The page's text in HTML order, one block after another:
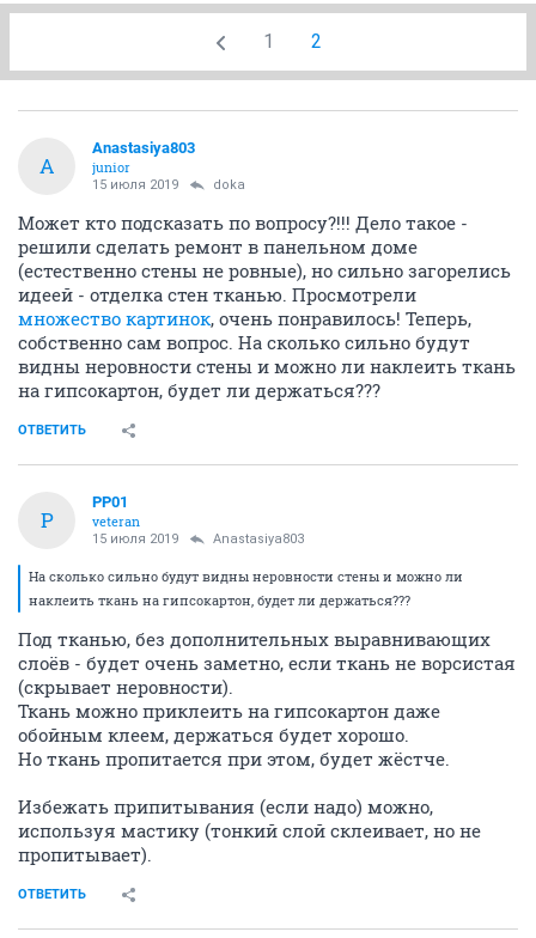
1 2
A
Anastasiya803
junior
15 июля 2019 doka
Может кто подсказать по вопросу?!!! Дело такое -
решили сделать ремонт в панельном доме
(естественно стены не ровные), но сильно загорелись
идеей - отделка стен тканью. Просмотрели
множество картинок, очень понравилось! Теперь,
собственно сам вопрос. На сколько сильно будут
видны неровности стены и можно ли наклеить ткань
на гипсокартон, будет ли держаться???
ОТВЕТИТЬ
P
PP01
veteran
15 июля 2019 Anastasiya803
На сколько сильно будут видны неровности стены и можно ли
наклеить ткань на гипсокартон, будет ли держаться???
Под тканью, без дополнительных выравнивающих
слоёв - будет очень заметно, если ткань не ворсистая
(скрывает неровности).
Ткань можно приклеить на гипсокартон даже
обойным клеем, держаться будет хорошо.
Но ткань пропитается при этом, будет жёстче.
Избежать припитывания (если надо) можно,
используя мастику (тонкий слой склеивает, но не
пропитывает).
ОТВЕТИТЬ